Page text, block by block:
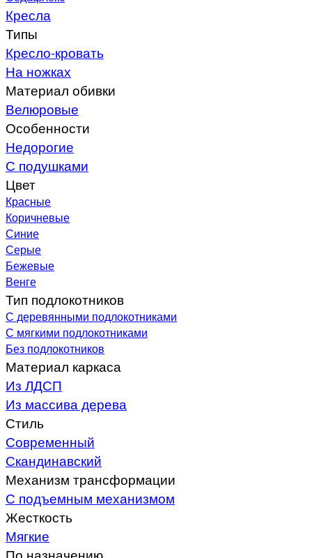
Кресла
Типы
Кресло-кровать
На ножках
Материал обивки
Велюровые
Особенности
Недорогие
С подушками
Цвет
Красные
Коричневые
Синие
Серые
Бежевые
Венге
Тип подлокотников
С деревянными подлокотниками
С мягкими подлокотниками
Без подлокотников
Материал каркаса
Из ЛДСП
Из массива дерева
Стиль
Современный
Скандинавский
Механизм трансформации
С подъемным механизмом
Жесткость
Мягкие
По назначению